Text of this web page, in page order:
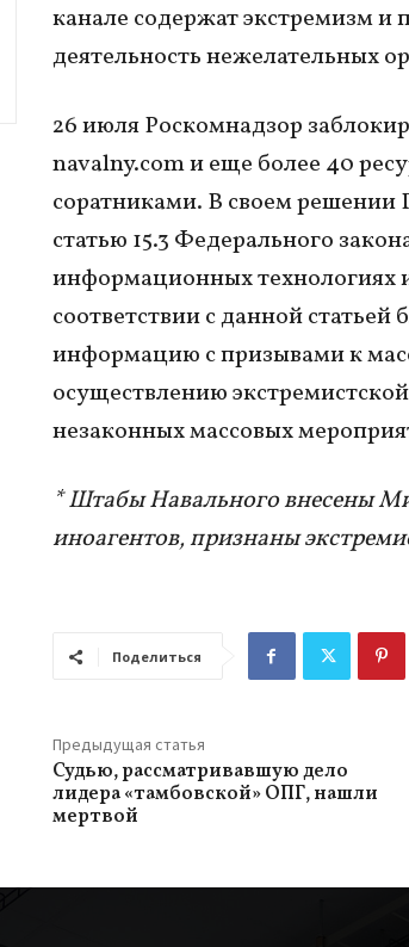
канале содержат экстремизм
деятельность нежелательных
26 июля Роскомнадзор
navalny.com и еще более 40
соратниками. В своем решении
статью 15.3 Федерального
информационных технологиях
соответствии с данной
информацию с призывами к
осуществлению
незаконных массовых
* Штабы Навального внесены
иноагентов, признаны
Поделиться
Предыдущая статья
Судью, рассматривавшую дело
лидера «тамбовской» ОПГ, нашли
мертвой